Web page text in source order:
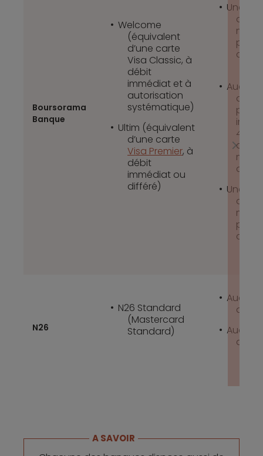
Boursorama
Banque
Welcome
(équivalent
d’une carte
Visa Classic, à
débit
immédiat et à
autorisation
systématique)
Ultim (équivalent
d’une carte
Visa Premier, à
débit
immédiat ou
différé)
Une
de
pour
400
de
mois
débit
Une
carte
N26
N26 Standard
(Mastercard
Standard)
de
A SAVOIR